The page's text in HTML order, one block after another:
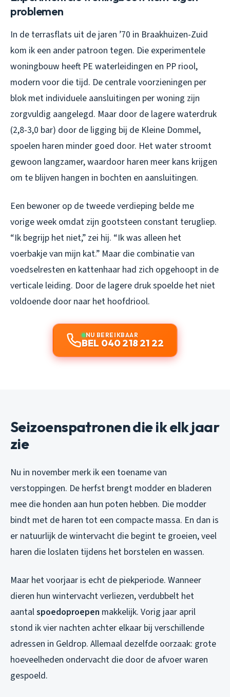
problemen
In de terrasflats uit de jaren ’70 in Braakhuizen-Zuid
kom ik een ander patroon tegen. Die experimentele
woningbouw heeft PE waterleidingen en PP riool,
modern voor die tijd. De centrale voorzieningen per
blok met individuele aansluitingen per woning zijn
zorgvuldig aangelegd. Maar door de lagere waterdruk
(2,8-3,0 bar) door de ligging bij de Kleine Dommel,
spoelen haren minder goed door. Het water stroomt
gewoon langzamer, waardoor haren meer kans krijgen
om te blijven hangen in bochten en aansluitingen.
Een bewoner op de tweede verdieping belde me
vorige week omdat zijn gootsteen constant terugliep.
“Ik begrijp het niet,” zei hij. “Ik was alleen het
voerbakje van mijn kat.” Maar die combinatie van
voedselresten en kattenhaar had zich opgehoopt in de
verticale leiding. Door de lagere druk spoelde het niet
voldoende door naar het hoofdriool.
NU BEREIKBAAR
BEL 040 218 21 22
Seizoenspatronen die ik elk jaar
zie
Nu in november merk ik een toename van
verstoppingen. De herfst brengt modder en bladeren
mee die honden aan hun poten hebben. Die modder
bindt met de haren tot een compacte massa. En dan is
er natuurlijk de wintervacht die begint te groeien, veel
haren die loslaten tijdens het borstelen en wassen.
Maar het voorjaar is echt de piekperiode. Wanneer
dieren hun wintervacht verliezen, verdubbelt het
aantalspoedoproepen makkelijk. Vorig jaar april
stond ik vier nachten achter elkaar bij verschillende
adressen in Geldrop. Allemaal dezelfde oorzaak: grote
hoeveelheden ondervacht die door de afvoer waren
gespoeld.